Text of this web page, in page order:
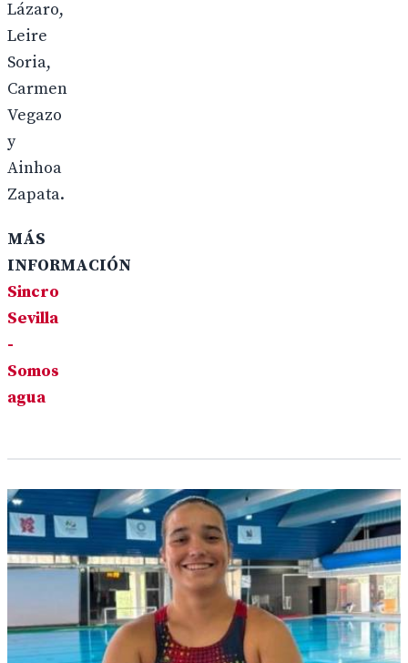
Lázaro,
Leire
Soria,
Carmen
Vegazo
y
Ainhoa
Zapata.
MÁS
INFORMACIÓN
Sincro
Sevilla
-
Somos
agua